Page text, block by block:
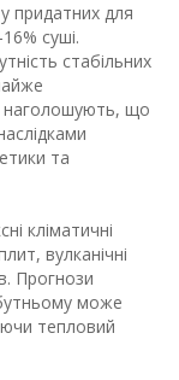
придатних для
суші.
стабільних
наголошують, що
та
кліматичні
вулканічні
Прогнози
може
тепловий